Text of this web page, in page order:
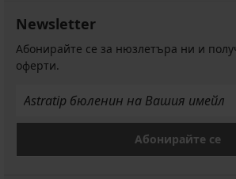
Newsletter
Абонирайте се за нюзлетъра ни и
оферти.
Абонирайте се